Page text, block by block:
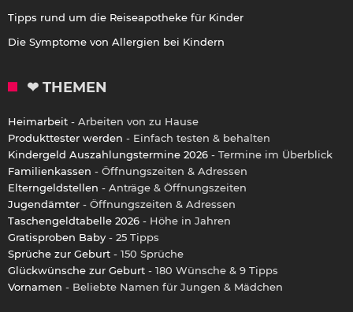
Tipps rund um die Reiseapotheke für Kinder
Die Symptome von Allergien bei Kindern
❤ THEMEN
Heimarbeit - Arbeiten von zu Hause
Produkttester werden - Einfach testen & behalten
Kindergeld Auszahlungstermine 2026 - Termine im Überblick
Familienkassen - Öffnungszeiten & Adressen
Elterngeldstellen - Anträge & Öffnungszeiten
Jugendämter - Öffnungszeiten & Adressen
Taschengeldtabelle 2026 - Höhe in Jahren
Gratisproben Baby - 25 Tipps
Sprüche zur Geburt - 150 Sprüche
Glückwünsche zur Geburt - 180 Wünsche & 9 Tipps
Vornamen - Beliebte Namen für Jungen & Mädchen